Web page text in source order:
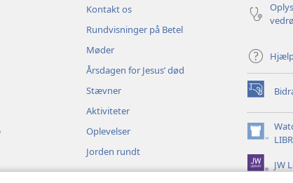
Kontakt os
Rundvisninger på Betel
Møder
Årsdagen for Jesus’ død
Stævner
Aktiviteter
Oplevelser
Jorden rundt
(åbner
nyt
vindue)
(åbner
nyt
vindue)JW